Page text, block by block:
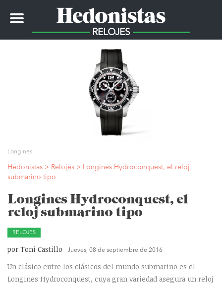
Toggle
navigation
RELOJES
Longines
Hedonistas > Relojes >
Longines Hydroconquest, el reloj
submarino tipo
Longines Hydroconquest, el
reloj submarino tipo
RELOJES
por Toni Castillo Jueves, 08 de septiembre de 2016
Un clásico entre los clásicos del mundo submarino es el
Longines Hydroconquest, cuya gran variedad asegura un reloj